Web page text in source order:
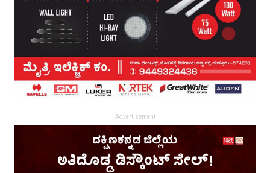
Advertisement